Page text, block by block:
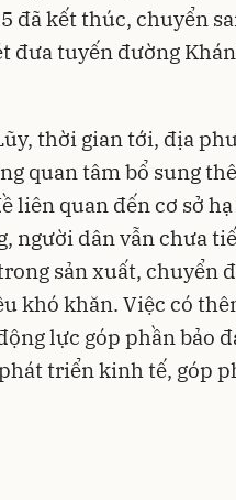
đã kết thúc, chuyển
đưa tuyến đường
thời gian tới, địa
quan tâm bổ sung
liên quan đến cơ sở
người dân vẫn chưa
sản xuất, chuyển
khó khăn. Việc có
lực góp phần bảo
triển kinh tế, góp